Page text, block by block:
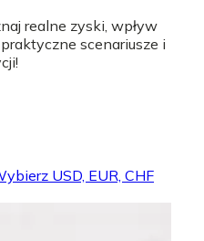
realne zyski, wpływ
scenariusze i
USD, EUR, CHF